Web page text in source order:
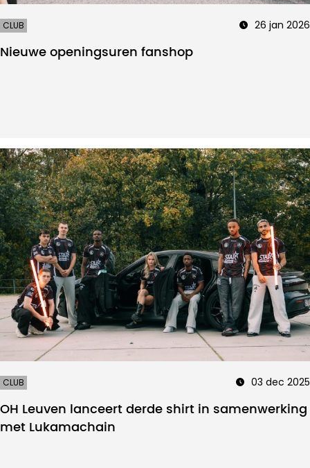
CLUB 26 jan 2026
Nieuwe openingsuren fanshop
CLUB 03 dec 2025
OH Leuven lanceert derde shirt in samenwerking
met Lukamachain